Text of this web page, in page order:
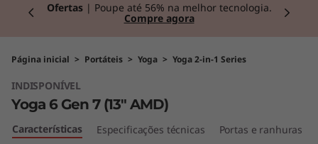
G
e
n
Lenovo Gaming | Joga sem limites. Acelera
com um ecossistema completo. Comprar agora
Página inicial > Portáteis > Yoga > Yoga 2-in-1 Series
INDISPONÍVEL
Yoga 6 Gen 7 (13" AMD)
Características Especificações técnicas Portas e ranhuras